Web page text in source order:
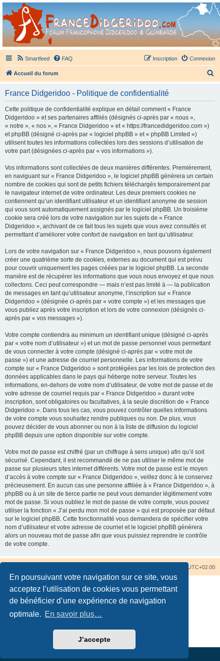
En poursuivant votre navigation sur ce site, vous
acceptez l’utilisation de cookies vous permettant
de bénéficier d’une expérience de navigation
optimale. En savoir plus…
J’accepte
France Didgeridoo
Didgeridoo et Guimbarde sur France Didgeridoo - retrouvez la communauté.
Smartfeed FAQ Connexion
Inscription
Accueil du forum
France Didgeridoo - Politique de confidentialité
Cette politique de confidentialité explique en détail comment « France
Didgeridoo » et ses partenaires affiliés (désignés ci-après par « nous »,
« notre », « nos », « France Didgeridoo » et « https://francedidgeridoo.com »)
et phpBB (désigné ci-après par « logiciel phpBB » et « phpBB Limited »)
utilisent toutes les informations collectées lors des sessions d’utilisation de
votre part (désignées ci-après par « vos informations »).
Vos informations sont collectées de deux manières différentes. Premièrement,
en naviguant sur « France Didgeridoo », le logiciel phpBB génèrera un certain
nombre de cookies qui sont de petits fichiers téléchargés temporairement par
le navigateur internet de votre ordinateur. Les deux premiers cookies ne
contiennent qu’un identifiant utilisateur et un identifiant anonyme de session
qui vous sont automatiquement assignés par le logiciel phpBB. Un troisième
cookie sera créé lors de votre navigation sur les sujets de « France
Didgeridoo », archivant de ce fait tous les sujets que vous avez consultés et
permettant d’améliorer votre confort de navigation en tant qu’utilisateur.
Lors de votre navigation sur « France Didgeridoo », nous pouvons également
créer une quatrième sorte de cookies, externes au document qui est prévu
pour couvrir uniquement les pages créées par le logiciel phpBB. La seconde
manière est de récupérer les informations que vous nous envoyez et que nous
collectons. Ceci peut correspondre — mais n’est pas limité à — la publication
de messages en tant qu’utilisateur anonyme, l’inscription sur « France
Didgeridoo » (désignée ci-après par « votre compte ») et les messages que
vous publiez après votre inscription et lors de votre connexion (désignés ci-
après par « vos messages »).
Votre compte contiendra au minimum un identifiant unique (désigné ci-après
par « votre nom d’utilisateur ») et un mot de passe personnel vous permettant
de vous connecter à votre compte (désigné ci-après par « votre mot de
passe ») et une adresse de courriel personnelle. Les informations de votre
compte sur « France Didgeridoo » sont protégées par les lois de protection des
données applicables dans le pays qui héberge notre serveur. Toutes les
informations, en-dehors de votre nom d’utilisateur, de votre mot de passe et de
votre adresse de courriel requis par « France Didgeridoo » durant votre
inscription, sont obligatoires ou facultatives, à la seule discrétion de « France
Didgeridoo ». Dans tous les cas, vous pouvez contrôler quelles informations
de votre compte vous souhaitez rendre publiques ou non. De plus, vous
pouvez décider de vous abonner ou non à la liste de diffusion du logiciel
phpBB depuis une option disponible sur votre compte.
Votre mot de passe est chiffré (par un chiffrage à sens unique) afin qu’il soit
sécurisé. Cependant, il est recommandé de ne pas utiliser le même mot de
passe sur plusieurs sites internet différents. Votre mot de passe est le moyen
d’accès à votre compte sur « France Didgeridoo », veillez donc à le conservez
précieusement. En aucun cas une personne affiliée à « France Didgeridoo », à
phpBB ou à un site de tierce partie ne peut vous demander légitimement votre
mot de passe. Si vous oubliez le mot de passe de votre compte, vous pouvez
utiliser la fonction « J’ai perdu mon mot de passe » qui est proposée par défaut
sur le logiciel phpBB. Cette fonctionnalité vous demandera de spécifier votre
nom d’utilisateur et votre adresse de courriel et le logiciel phpBB générera
alors un nouveau mot de passe afin que vous puissiez reprendre le contrôle
de votre compte.
UTC+02:00
Traduction française officielle©
Confidentialité